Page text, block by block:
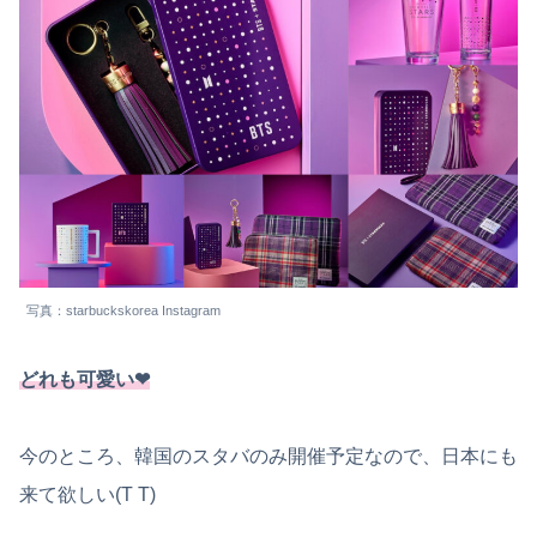
写真：starbuckskorea Instagram
どれも可愛い❤︎
今のところ、韓国のスタバのみ開催予定なので、日本にも
来て欲しい(T T)